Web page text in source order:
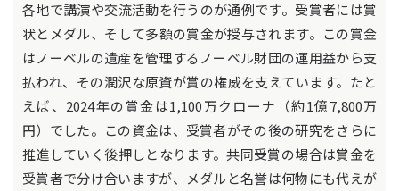
各地で講演や交流活動を行うのが通例です。受賞者には賞
状とメダル、そして多額の賞金が授与されます。この賞金
はノーベルの遺産を管理するノーベル財団の運用益から支
払われ、その潤沢な原資が賞の権威を支えています。たと
えば、2024年の賞金は1,100万クローナ（約1億7,800万
円）でした。この資金は、受賞者がその後の研究をさらに
推進していく後押しとなります。共同受賞の場合は賞金を
受賞者で分け合いますが、メダルと名誉は何物にも代えが